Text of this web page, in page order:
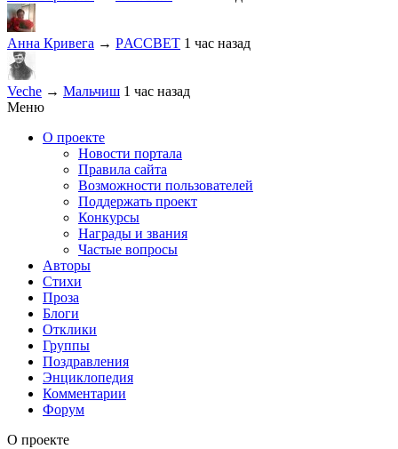
Анна Кривега → PАССВЕТ 1 час назад
Veche → Мальчиш 1 час назад
Меню
О проекте
Новости портала
Правила сайта
Возможности пользователей
Поддержать проект
Конкурсы
Награды и звания
Частые вопросы
Авторы
Стихи
Проза
Блоги
Отклики
Группы
Поздравления
Энциклопедия
Комментарии
Форум
О проекте